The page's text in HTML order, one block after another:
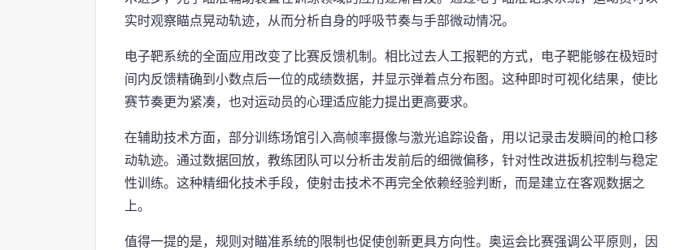
实时观察瞄点晃动轨迹，从而分析自身的呼吸节奏与手部微动情况。
电子靶系统的全面应用改变了比赛反馈机制。相比过去人工报靶的方式，电子靶能够在极短时
间内反馈精确到小数点后一位的成绩数据，并显示弹着点分布图。这种即时可视化结果，使比
赛节奏更为紧凑，也对运动员的心理适应能力提出更高要求。
在辅助技术方面，部分训练场馆引入高帧率摄像与激光追踪设备，用以记录击发瞬间的枪口移
动轨迹。通过数据回放，教练团队可以分析击发前后的细微偏移，针对性改进扳机控制与稳定
性训练。这种精细化技术手段，使射击技术不再完全依赖经验判断，而是建立在客观数据之
上。
值得一提的是，规则对瞄准系统的限制也促使创新更具方向性。奥运会比赛强调公平原则，因